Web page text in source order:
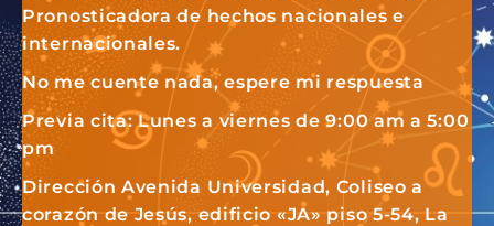
Pronosticadora de hechos nacionales e
internacionales.
No me cuente nada, espere mi respuesta
Previa cita: Lunes a viernes de 9:00 am a 5:00
pm
Dirección Avenida Universidad, Coliseo a
corazón de Jesús, edificio «JA» piso 5-54, La